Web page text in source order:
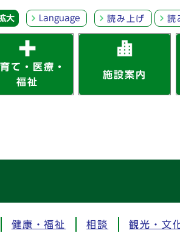
大 Language 読み上げ 読
て・医療・
福祉
施設案内
健康・福祉 相談 観光・文